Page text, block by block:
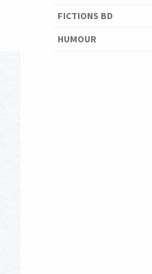
FICTIONS BD
HUMOUR